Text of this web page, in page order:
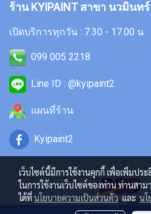
ร้าน KYIPAINT สาขา นวมินทร์
เปิดบริการทุกวัน : 7.30 - 17.00 น
099 005 2218
Line ID : @kyipaint2
แผนที่ร้าน
Kyipaint2
เว็บไซต์นี้มีการใช้งานคุกกี้ เพื่อเพิ่มป
ในการใช้งานเว็บไซต์ของท่าน ท่านสา
ได้ที่นโยบายความเป็นส่วนตัว และนโ